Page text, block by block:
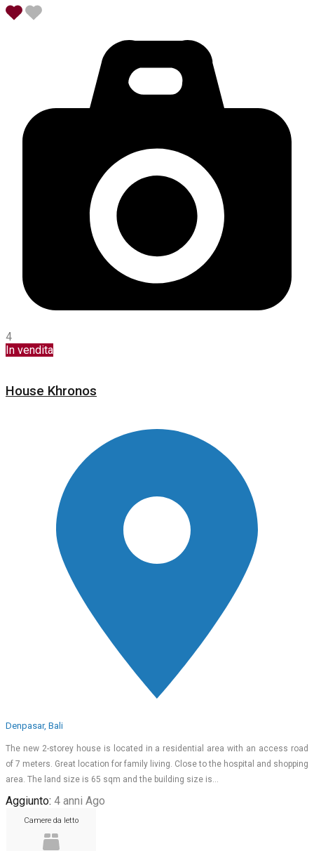
4
In vendita
House Khronos
Denpasar, Bali
The new 2-storey house is located in a residential area with an access road
of 7 meters. Great location for family living. Close to the hospital and shopping
area. The land size is 65 sqm and the building size is…
Aggiunto: 4 anni Ago
Camere da letto